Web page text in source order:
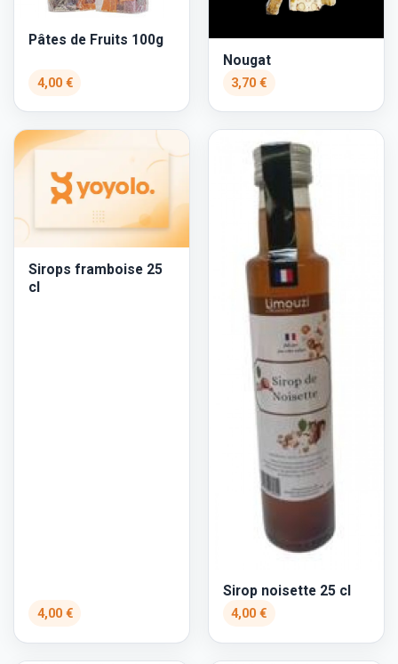
Pâtes de Fruits 100g
4,00 €
Nougat
3,70 €
Sirops framboise 25
cl
4,00 €
Sirop noisette 25 cl
4,00 €